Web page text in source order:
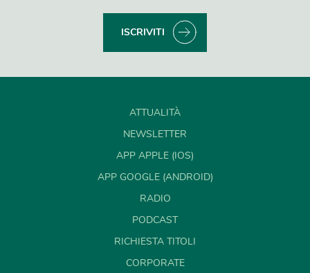
ISCRIVITI
ATTUALITÀ
NEWSLETTER
APP APPLE (IOS)
APP GOOGLE (ANDROID)
RADIO
PODCAST
RICHIESTA TITOLI
CORPORATE